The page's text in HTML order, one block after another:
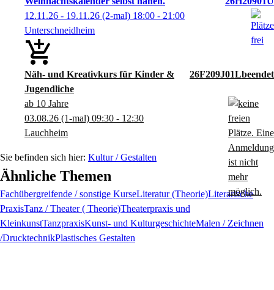
Näh- und Kreativkurs für Kinder &
Jugendliche
26F209J01L
ab 10 Jahre
03.08.26 (1-mal) 09:30 - 12:30
Lauchheim
12.11.26 - 19.11.26 (2-mal) 18:00 - 21:00
Unterschneidheim
Kultur / Gestalten
Ähnliche Themen
Fachübergreifende / sonstige KurseLiteratur (Theorie)Literarische
PraxisTanz / Theater ( Theorie)Theaterpraxis und
KleinkunstTanzpraxisKunst- und KulturgeschichteMalen / Zeichnen
/DrucktechnikPlastisches Gestalten